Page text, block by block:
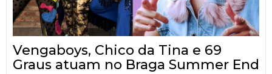
Vengaboys, Chico da Tina e 69
Graus atuam no Braga Summer End